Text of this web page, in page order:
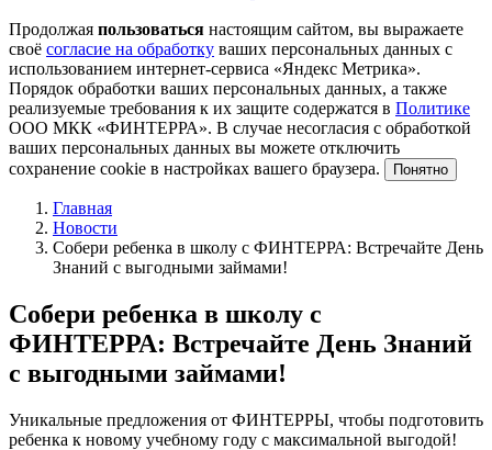
Продолжая пользоваться настоящим сайтом, вы выражаете
своё согласие на обработку ваших персональных данных с
использованием интернет-сервиса «Яндекс Метрика».
Порядок обработки ваших персональных данных, а также
реализуемые требования к их защите содержатся в Политике
ООО МКК «ФИНТЕРРА». В случае несогласия с обработкой
ваших персональных данных вы можете отключить
сохранение cookie в настройках вашего браузера.
Понятно
Главная
Новости
Собери ребенка в школу с ФИНТЕРРА: Встречайте День
Знаний с выгодными займами!
Собери ребенка в школу с
ФИНТЕРРА: Встречайте День Знаний
с выгодными займами!
Уникальные предложения от ФИНТЕРРЫ, чтобы подготовить
ребенка к новому учебному году с максимальной выгодой!